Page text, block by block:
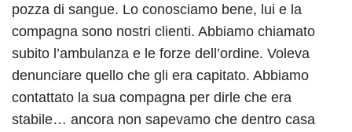
pozza di sangue. Lo conosciamo bene, lui e la
compagna sono nostri clienti. Abbiamo chiamato
subito l’ambulanza e le forze dell’ordine. Voleva
denunciare quello che gli era capitato. Abbiamo
contattato la sua compagna per dirle che era
stabile… ancora non sapevamo che dentro casa